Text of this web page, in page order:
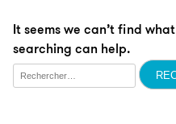
It seems we can’t find
searching can help.
Rechercher :